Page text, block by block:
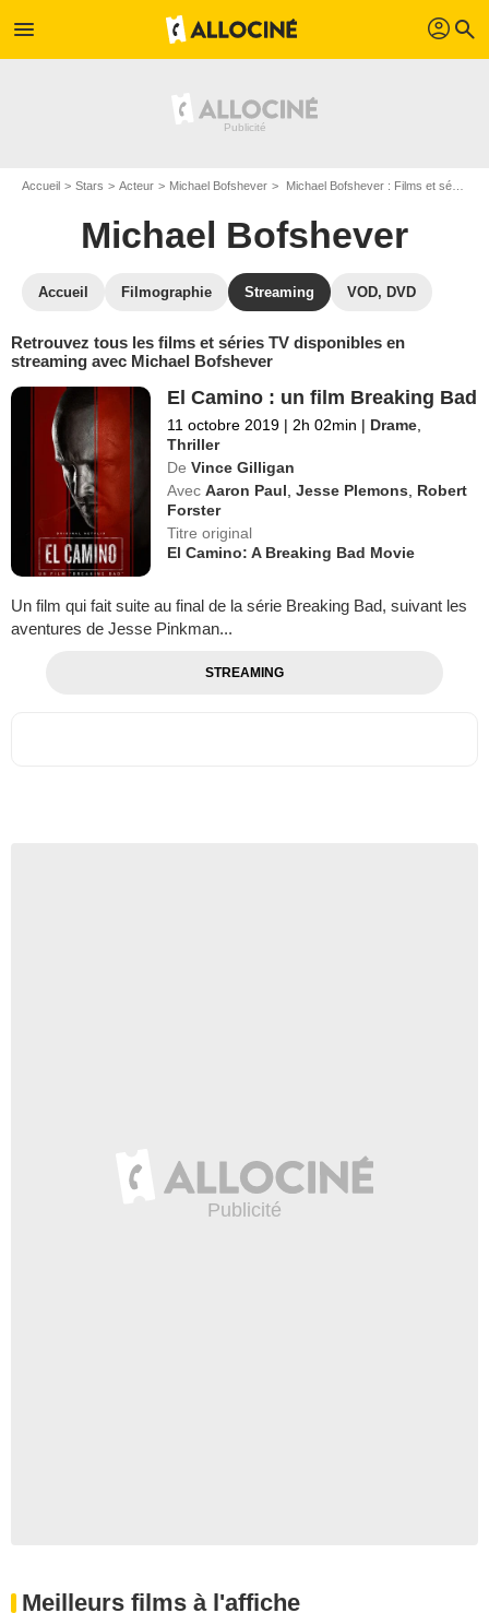
menu profil search
Accueil Stars Acteur Michael Bofshever Michael Bofshever : Films et séries online
Michael Bofshever
Accueil Filmographie Streaming VOD, DVD
Retrouvez tous les films et séries TV disponibles en
streaming avec Michael Bofshever
El Camino : un film Breaking Bad
11 octobre 2019 | 2h 02min | Drame
Thriller
De Vince Gilligan
Avec Aaron Paul ,Jesse Plemons
Robert
Forster
Titre original
El Camino: A Breaking Bad Movie
Un film qui fait suite au final de la série Breaking Bad, suivant les
aventures de Jesse Pinkman...
STREAMING
Meilleurs films à l'affiche